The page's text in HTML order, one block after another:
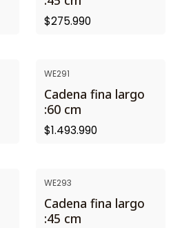
$275.990
WE291
Cadena fina largo
:60 cm
$1.493.990
WE293
Cadena fina largo
:45 cm